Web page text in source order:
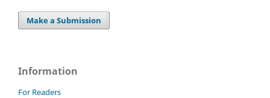
Make a Submission
Information
For Readers